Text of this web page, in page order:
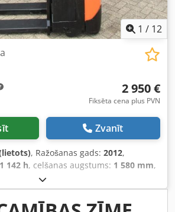
1 / 12
2 950 €
Fiksēta cena plus PVN
Zvanīt
, Ražošanas gads: 2012,
1 142 h, celšanas augstums: 1 580 mm,
, degvielas veids:
mm, kopējais augstums:1 860 mm,
760 kg Pacelšanas jauda: 2000 kg